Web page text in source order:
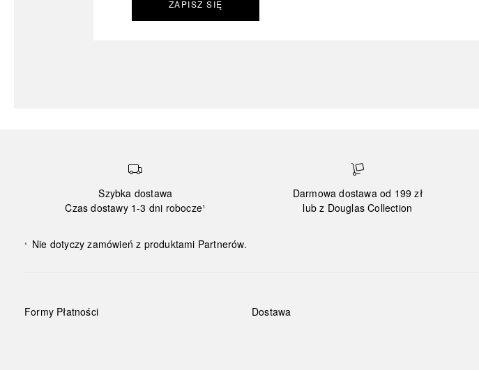
ZAPISZ SIĘ
Szybka dostawa
Czas dostawy 1-3 dni robocze¹
Darmowa dostawa od 199 zł
lub z Douglas Collection
¹ Nie dotyczy zamówień z produktami Partnerów.
Formy Płatności Dostawa